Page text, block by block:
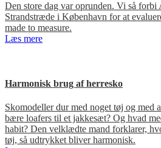
Den store dag var oprunden. Vi så
Strandstræde i København for at
made to measure.
Læs mere
Harmonisk brug af herresko
Skomodeller dur med noget tøj og med
bære loafers til et jakkesæt? Og hvad
habit? Den velklædte mand forklarer,
tøj, så udtrykket bliver harmonisk.